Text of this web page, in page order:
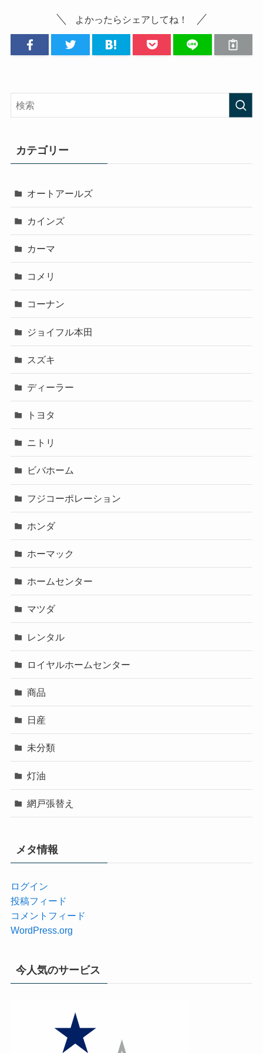
よかったらシェアしてね！
カテゴリー
オートアールズ
カインズ
カーマ
コメリ
コーナン
ジョイフル本田
スズキ
ディーラー
トヨタ
ニトリ
ビバホーム
フジコーポレーション
ホンダ
ホーマック
ホームセンター
マツダ
レンタル
ロイヤルホームセンター
商品
日産
未分類
灯油
網戸張替え
メタ情報
ログイン
投稿フィード
コメントフィード
WordPress.org
今人気のサービス